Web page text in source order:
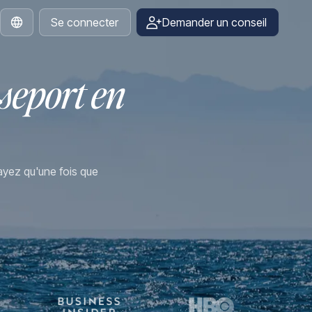
French
Se connecter Demander un conseil
en
qu'une fois que